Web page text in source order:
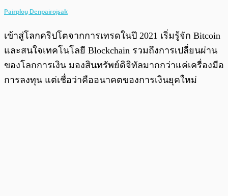
Pairploy Denpairojsak
เข้าสู่โลกคริปโตจากการเทรดในปี 2021 เริ่มรู้จัก Bitcoin
และสนใจเทคโนโลยี Blockchain รวมถึงการเปลี่ยนผ่าน
ของโลกการเงิน มองสินทรัพย์ดิจิทัลมากกว่าแค่เครื่องมือ
การลงทุน แต่เชื่อว่าคืออนาคตของการเงินยุคใหม่